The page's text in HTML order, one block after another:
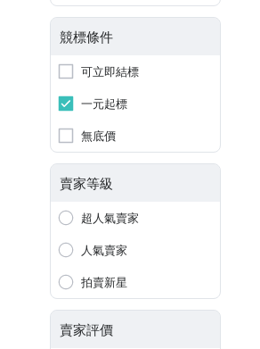
競標條件
可立即結標
一元起標
無底價
賣家等級
超人氣賣家
人氣賣家
拍賣新星
賣家評價